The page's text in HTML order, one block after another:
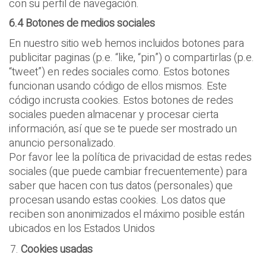
con su perfil de navegación.
6.4 Botones de medios sociales
En nuestro sitio web hemos incluidos botones para
publicitar paginas (p.e. “like, “pin”) o compartirlas (p.e.
“tweet”) en redes sociales como. Estos botones
funcionan usando código de ellos mismos. Este
código incrusta cookies. Estos botones de redes
sociales pueden almacenar y procesar cierta
información, así que se te puede ser mostrado un
anuncio personalizado.
Por favor lee la política de privacidad de estas redes
sociales (que puede cambiar frecuentemente) para
saber que hacen con tus datos (personales) que
procesan usando estas cookies. Los datos que
reciben son anonimizados el máximo posible están
ubicados en los Estados Unidos
Cookies usadas